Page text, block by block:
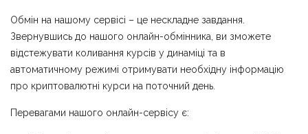
Обмін на нашому сервісі – це нескладне завдання.
Звернувшись до нашого онлайн-обмінника, ви зможете
відстежувати коливання курсів у динаміці та в
автоматичному режимі отримувати необхідну інформацію
про криптовалютні курси на поточний день.
Перевагами нашого онлайн-сервісу є: